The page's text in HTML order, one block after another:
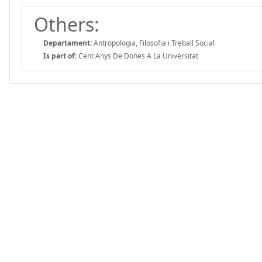
Others:
Departament:Antropologia, Filosofia i Treball Social
Is part of:Cent Anys De Dones A La Universitat